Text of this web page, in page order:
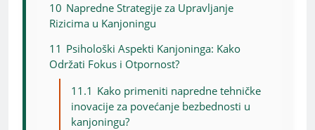
10 Napredne Strategije za Upravljanje
Rizicima u Kanjoningu
11 Psihološki Aspekti Kanjoninga: Kako
Održati Fokus i Otpornost?
11.1 Kako primeniti napredne tehničke
inovacije za povećanje bezbednosti u
kanjoningu?